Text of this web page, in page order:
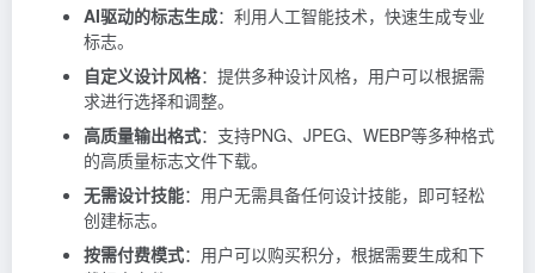
AI驱动的标志生成：利用人工智能技术，快速生成专业
标志。
自定义设计风格：提供多种设计风格，用户可以根据需
求进行选择和调整。
高质量输出格式：支持PNG、JPEG、WEBP等多种格式
的高质量标志文件下载。
无需设计技能：用户无需具备任何设计技能，即可轻松
创建标志。
按需付费模式：用户可以购买积分，根据需要生成和下